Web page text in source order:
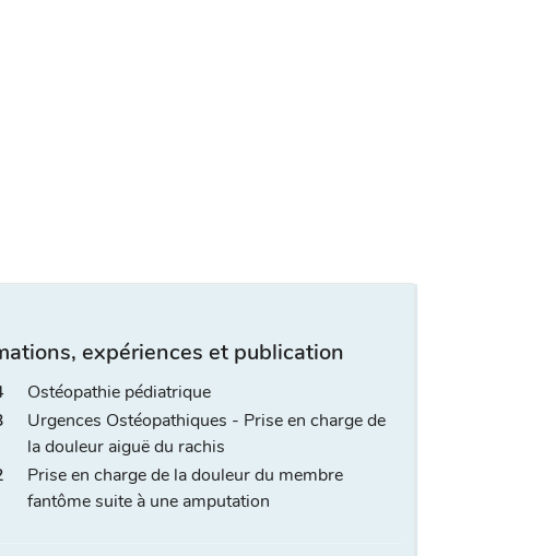
expériences et publication
Ostéopathie pédiatrique
Urgences Ostéopathiques - Prise en charge de
la douleur aiguë du rachis
Prise en charge de la douleur du membre
fantôme suite à une amputation